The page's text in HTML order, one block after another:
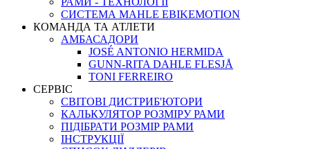
СИСТЕМА MAHLE EBIKEMOTION
КОМАНДА ТА АТЛЕТИ
АМБАСАДОРИ
JOSÉ ANTONIO HERMIDA
GUNN-RITA DAHLE FLESJÅ
TONI FERREIRO
СЕРВІС
СВІТОВІ ДИСТРИБ'ЮТОРИ
КАЛЬКУЛЯТОР РОЗМIРУ РАМИ
ПІДІБРАТИ РОЗМІР РАМИ
IНСТРУКЦIЇ